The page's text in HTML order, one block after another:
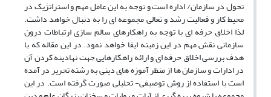
تحول در سازمان/ اداره است و توجه به این عامل مهم و استراتژیک در
محیط کار و فعالیت رشد و تعالی مجموعه ای را به دنبال خواهد داشت.
لذا اخلاق حرفه ای با توجه به راهکارهای سالم سازی ارتباطات درون
سازمانی نقش مهم در این زمینه ایفا خواهد نمود. در این مقاله که با
هدف بررسی اخلاق حرفه ای و ارائه راهکارهایی جهت نهادینه کردن آن
در ادارات و سازمان ها از منظر آموزه های دینی به رشته تحریر در آمده
است با استفاده از روش توصیفی- تحلیلی صورت گرفته است. در این